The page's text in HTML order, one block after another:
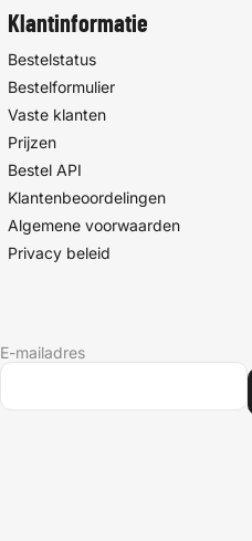
Klantinformatie
Bestelstatus
Bestelformulier
Vaste klanten
Prijzen
Bestel API
Klantenbeoordelingen
Algemene voorwaarden
Privacy beleid
E-mailadres